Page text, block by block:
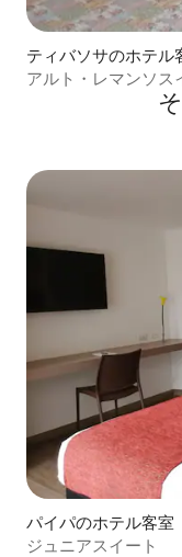
ティバソサのホテル
アルト・レマンソス
パイパのホテル客室
ジュニアスイート